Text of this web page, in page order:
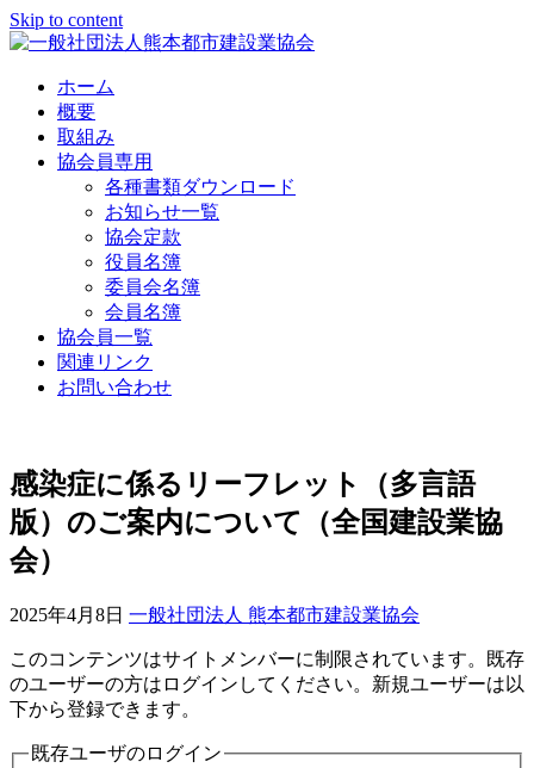
Skip to content
ホーム
概要
取組み
協会員専用
各種書類ダウンロード
お知らせ一覧
協会定款
役員名簿
委員会名簿
会員名簿
協会員一覧
関連リンク
お問い合わせ
感染症に係るリーフレット（多言語
版）のご案内について（全国建設業協
会）
2025年4月8日 一般社団法人 熊本都市建設業協会
このコンテンツはサイトメンバーに制限されています。既存
のユーザーの方はログインしてください。新規ユーザーは以
下から登録できます。
既存ユーザのログイン